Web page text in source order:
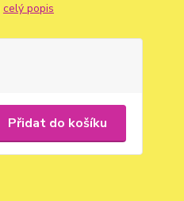
celý popis
Přidat do košíku